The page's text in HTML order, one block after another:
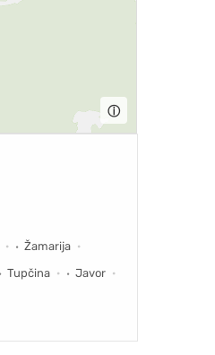
ⓘ
Žamarija
Tupčina
Javor